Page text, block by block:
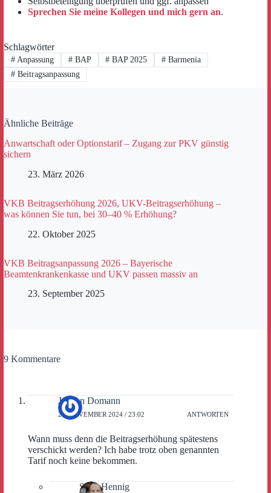
Sprechen Sie meine Kollegen und mich gern an.
Schlagwörter
#Anpassung #BAP # BAP 2025 # Barmenia
#Beitragsanpassung
Ähnliche Beiträge
Anwartschaft oder Optionstarif – Zugang zur PKV günstig
sichern
23. März 2026
VKB Beitragserhöhung 2026, UKV-Beitragserhöhung –
was können Sie tun, bei 30–40 % Erhöhung?
22. Oktober 2025
VKB Beitragsanpassung 2026 – Bayerische
Beamtenkrankenkasse und UKV passen massiv an
23. September 2025
9 Kommentare
Jochen Domann
26. NOVEMBER 2024 / 23:02 ANTWORTEN
Wann muss denn die Beitragserhöhung spätestens
verschickt werden? Ich habe trotz oben genannten
Tarif noch keine bekommen.
Sven Hennig